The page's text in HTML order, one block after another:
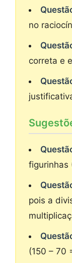
no
correta e
figurinhas
pois a
(150 – 70